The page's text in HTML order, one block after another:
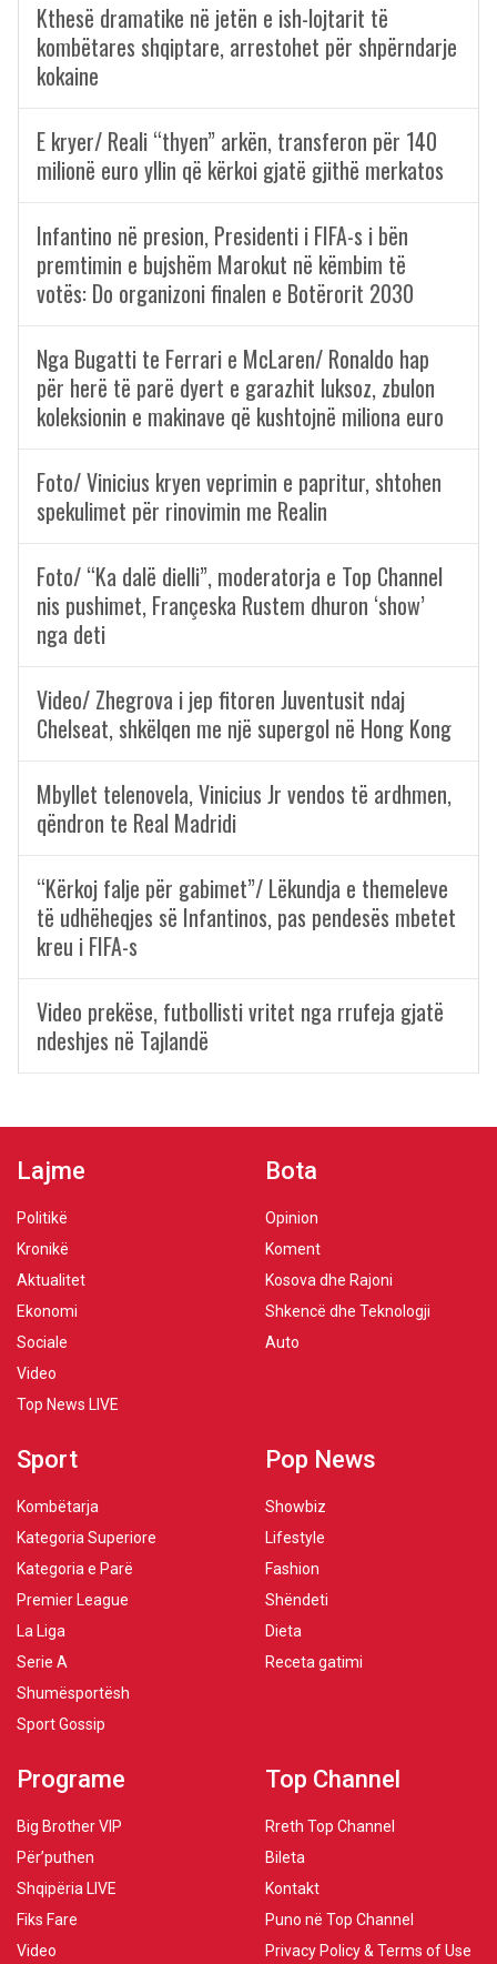
Kthesë dramatike në jetën e ish-lojtarit të
kombëtares shqiptare, arrestohet për shpërndarje
kokaine
E kryer/ Reali “thyen” arkën, transferon për 140
milionë euro yllin që kërkoi gjatë gjithë merkatos
Infantino në presion, Presidenti i FIFA-s i bën
premtimin e bujshëm Marokut në këmbim të
votës: Do organizoni finalen e Botërorit 2030
Nga Bugatti te Ferrari e McLaren/ Ronaldo hap
për herë të parë dyert e garazhit luksoz, zbulon
koleksionin e makinave që kushtojnë miliona euro
Foto/ Vinicius kryen veprimin e papritur, shtohen
spekulimet për rinovimin me Realin
Foto/ “Ka dalë dielli”, moderatorja e Top Channel
nis pushimet, Françeska Rustem dhuron ‘show’
nga deti
Video/ Zhegrova i jep fitoren Juventusit ndaj
Chelseat, shkëlqen me një supergol në Hong Kong
Mbyllet telenovela, Vinicius Jr vendos të ardhmen,
qëndron te Real Madridi
“Kërkoj falje për gabimet”/ Lëkundja e themeleve
të udhëheqjes së Infantinos, pas pendesës mbetet
kreu i FIFA-s
Video prekëse, futbollisti vritet nga rrufeja gjatë
ndeshjes në Tajlandë
Lajme
Politikë
Kronikë
Aktualitet
Ekonomi
Sociale
Video
Top News LIVE
Bota
Opinion
Koment
Kosova dhe Rajoni
Shkencë dhe Teknologji
Auto
Sport
Kombëtarja
Kategoria Superiore
Kategoria e Parë
Premier League
La Liga
Serie A
Shumësportësh
Sport Gossip
Pop News
Showbiz
Lifestyle
Fashion
Shëndeti
Dieta
Receta gatimi
Programe
Big Brother VIP
Për’puthen
Shqipëria LIVE
Fiks Fare
Video
Top Channel
Rreth Top Channel
Bileta
Kontakt
Puno në Top Channel
Privacy Policy & Terms of Use